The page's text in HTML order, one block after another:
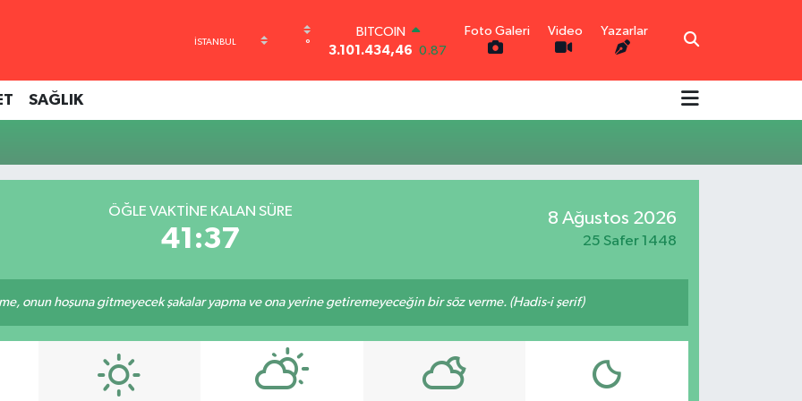
°
BITCOIN
3.101.434,46 0.87
64,4811 0.38
GRAM ALTIN
Foto Galeri Video Yazarlar
SAĞLIK
ÖĞLE VAKTINE KALAN SÜRE
41:37
8 Ağustos 2026
25 Safer 1448
onun hoşuna gitmeyecek şakalar yapma ve ona yerine getiremeyeceğin bir söz verme. (Hadis-i şerif)